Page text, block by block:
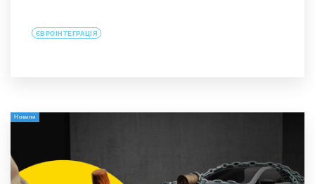
ЄВРОІНТЕГРАЦІЯ
Новини